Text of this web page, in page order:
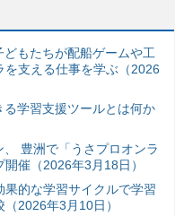
もたちが配船ゲームや工
支える仕事を学ぶ（2026
る学習支援ツールとは何か
豊洲で「うさプロオンラ
催（2026年3月18日）
的な学習サイクルで学習
2026年3月10日）